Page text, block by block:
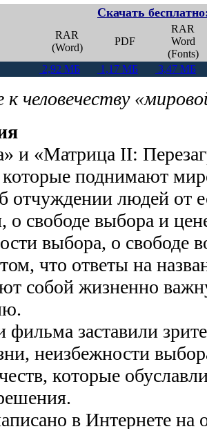
Скачать
RAR
(Word)
PDF
RAR
Word
(Fonts)
2,92 МБ 1,17 МБ 3,47 МБ
человечеству
и «Матрица II:
поднимают
отчуждении людей от
свободе выбора и
выбора, о свободе
что ответы на
собой жизненно
фильма заставили
неизбежности
которые
в Интернете на